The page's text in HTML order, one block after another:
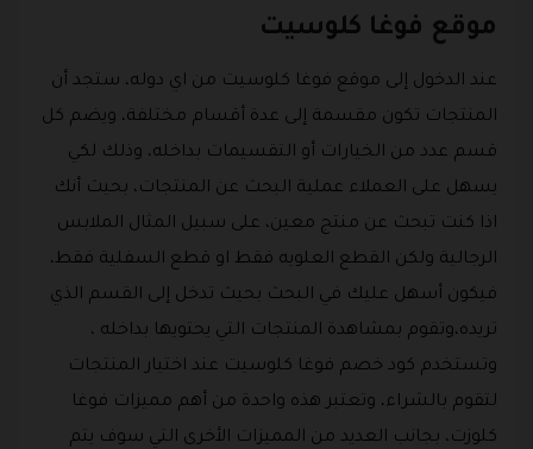
موقع فوغا كلوسيت
عند الدخول إلى موقع فوغا كلوسيت من اي دوله، ستجد أن
المنتجات تكون مقسمة إلى عدة أقسام مختلفة، ويضم كل
قسم عدد من الخيارات أو التقسيمات بداخله، وذلك لكي
يسهل على العملاء عملية البحث عن المنتجات، بحيث أنك
اذا كنت تبحث عن منتج معين، على سبيل المثال الملابس
الرجالية ولكن القطع العلويه فقط او قطع السفلية فقط،
فيكون أسهل عليك في البحث بحيث تدخل إلى القسم الذي
تريده،وتقوم بمشاهدة المنتجات التي يحتويها بداخله ،
وتستخدم كود خصم فوغا كلوسيت عند اختيار المنتجات
لتقوم بالشراء، وتعتبر هذه واحدة من أهم مميزات فوغا
كلوزت، بجانب العديد من المميزات الأخرى التي سوف يتم